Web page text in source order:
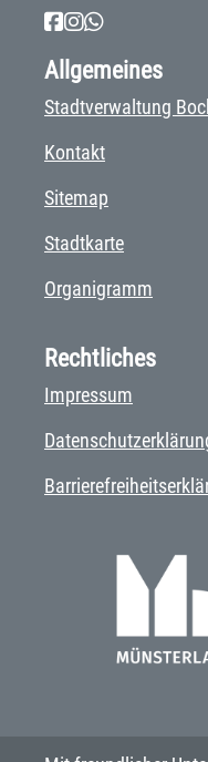
Allgemeines
Stadtverwaltung
Kontakt
Sitemap
Stadtkarte
Organigramm
Rechtliches
Impressum